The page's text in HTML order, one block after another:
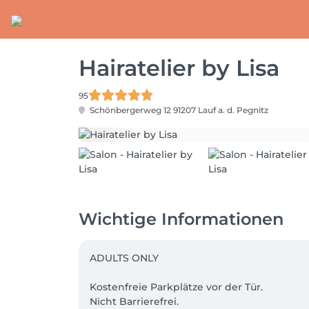
Hairatelier by Lisa
95
Schönbergerweg 12 91207 Lauf a. d. Pegnitz
Wichtige Informationen
ADULTS ONLY
Kostenfreie Parkplätze vor der Tür.
Nicht Barrierefrei.